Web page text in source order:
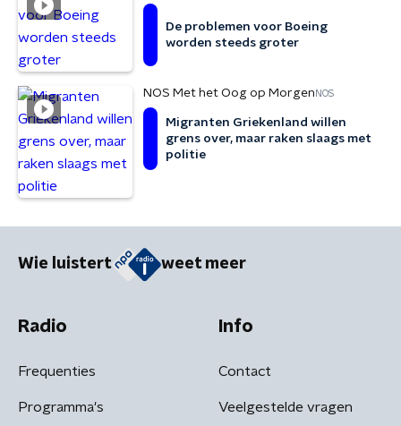
De problemen voor Boeing
worden steeds groter
NOS Met het Oog op Morgen NOS
Migranten Griekenland willen
grens over, maar raken slaags met
politie
Wie luistert weet meer
Radio
Frequenties
Programma's
Info
Contact
Veelgestelde vragen